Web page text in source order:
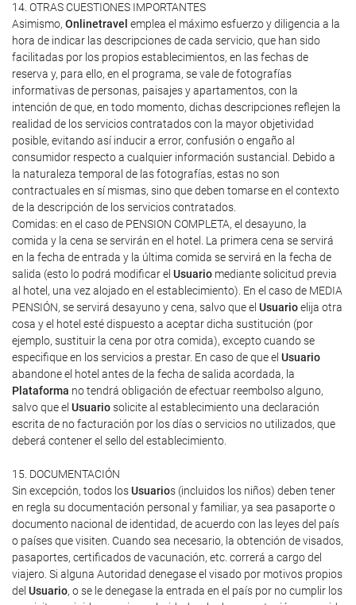
14. OTRAS CUESTIONES IMPORTANTES
Asimismo, Onlinetravel emplea el máximo esfuerzo y diligencia a la
hora de indicar las descripciones de cada servicio, que han sido
facilitadas por los propios establecimientos, en las fechas de
reserva y, para ello, en el programa, se vale de fotografías
informativas de personas, paisajes y apartamentos, con la
intención de que, en todo momento, dichas descripciones reflejen la
realidad de los servicios contratados con la mayor objetividad
posible, evitando así inducir a error, confusión o engaño al
consumidor respecto a cualquier información sustancial. Debido a
la naturaleza temporal de las fotografías, estas no son
contractuales en sí mismas, sino que deben tomarse en el contexto
de la descripción de los servicios contratados.
Comidas: en el caso de PENSION COMPLETA, el desayuno, la
comida y la cena se servirán en el hotel. La primera cena se servirá
en la fecha de entrada y la última comida se servirá en la fecha de
salida (esto lo podrá modificar el Usuario mediante solicitud previa
al hotel, una vez alojado en el establecimiento). En el caso de MEDIA
PENSIÓN, se servirá desayuno y cena, salvo que el Usuarioelija otra
cosa y el hotel esté dispuesto a aceptar dicha sustitución (por
ejemplo, sustituir la cena por otra comida), excepto cuando se
especifique en los servicios a prestar. En caso de que el Usuario
abandone el hotel antes de la fecha de salida acordada, la
Plataforma no tendrá obligación de efectuar reembolso alguno,
salvo que el Usuariosolicite al establecimiento una declaración
escrita de no facturación por los días o servicios no utilizados, que
deberá contener el sello del establecimiento.
15. DOCUMENTACIÓN
Sin excepción, todos losUsuarios (incluidos los niños) deben tener
en regla su documentación personal y familiar, ya sea pasaporte o
documento nacional de identidad, de acuerdo con las leyes del país
o países que visiten. Cuando sea necesario, la obtención de visados,
pasaportes, certificados de vacunación, etc. correrá a cargo del
viajero. Si alguna Autoridad denegase el visado por motivos propios
del Usuario, o se le denegase la entrada en el país por no cumplir los